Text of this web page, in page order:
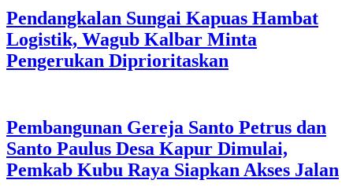
Pendangkalan Sungai Kapuas Hambat
Logistik, Wagub Kalbar Minta
Pengerukan Diprioritaskan
Pembangunan Gereja Santo Petrus dan
Santo Paulus Desa Kapur Dimulai,
Pemkab Kubu Raya Siapkan Akses Jalan